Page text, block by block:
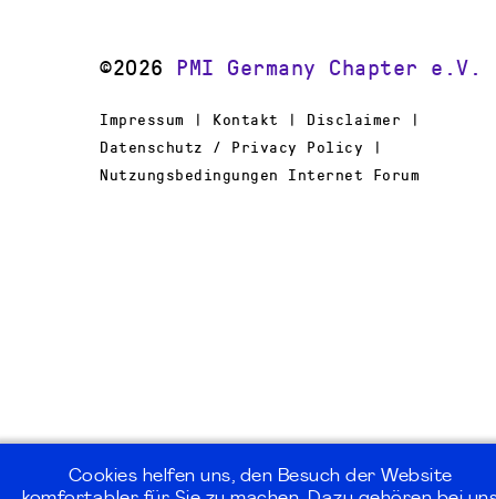
©2026 PMI Germany Chapter e.V.
Impressum | Kontakt | Disclaimer |
Datenschutz / Privacy Policy |
Nutzungsbedingungen Internet Forum
Cookies helfen uns, den Besuch der Website